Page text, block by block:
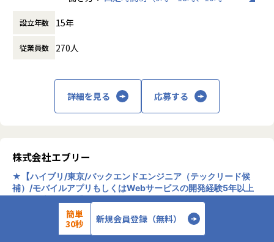
- 画像認識、異常検知、時系列予測、需要予測、分類、回
帰、最適化等のモデル開発
- データ前処理、特徴量設計、学習データ設計、評価指標設
計
処理方式の改善
- 機械学習モデルのAPI化、Webアプリケーション・業務シス
テムへの組み込み
ョン管理
- クラウド・GPU環境を活用した学習・推論基盤の構築支援
- インフラエンジニアと連携したMLOps・運用基盤の整備
- AI/LLMエンジニアと連携した、LLM/RAGと機械学習モデル
を組み合わせた機能開発
- PM・データサイエンティスト・顧客への技術説明、検証結
自立的な持続可能性が維持できなくなります。
行政職員や地域に提供し、地域の発展を支援することをミッ
【急成長するパブリテック事業】
2019年1月より事業を開始したパブリテック事業は、弊社の
ふるさとチョイス以外の新規事業として、第2の中核事業と
自治体通信という自治体向け専門媒体にも取り上げて頂いた
LoGoチャット、LoGoフォームの記事もあわせてみて頂きま
すと、どのようなプロダクトを取り扱っているかについての
イメージが沸きやすいかと思います。
県庁職員の「新しい働き方」を支える、自治体専用ビジネス
チャットの実力
時間外労働の有無： 有（月平均10時間～20
休憩時間： 60分
設立年数 15年
従業員数 270人
詳細を見る 応募する
株式会社エブリー
★【ハイブリ/東京/バックエンドエンジニア（テックリード候
補）/モバイルアプリもしくはWebサービスの開発経験5年以上
おいしく作れる」をコンセプトとした日本最大級のレシピ動画メ
ディア『デリッシュキッチン』運営会社！のリモートワーク求
簡単
30秒
新規会員登録（無料）